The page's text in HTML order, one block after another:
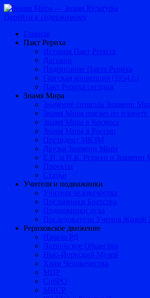
Перейти к содержимому
Главная
Пакт Рериха
История Пакт Рериха
Договор
Подписание Пакта Рериха
Гаагская конвенция (1954 г.)
Пакт Рериха сегодня
Знамя Мира
Значение символа Знамени
Знамя Мира шагает по планете
Знамя Мира в Космосе
Знамя Мира в России
Президент МКЗМ
Друзья Знамени Мира
Е.И. и Н.К. Рерихи о Знамени
Проекты
Статьи
Учителя и подвижники
Учителя человечества
Посланники Братства
Подвижники духа
Последователи Учения Живой
Рериховское движение
Начало РД
Латвийское Общество
Нью-Йоркский Музей
Храм Человечества
МЦР
СибРО
МИСР